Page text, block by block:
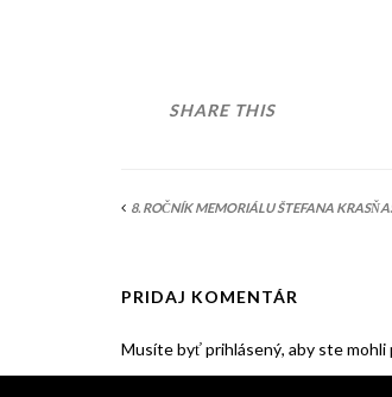
SHARE THIS
8. ROČNÍK MEMORIÁLU ŠTEFANA
PRIDAJ KOMENTÁR
Musíte byť prihlásený, aby ste mohli